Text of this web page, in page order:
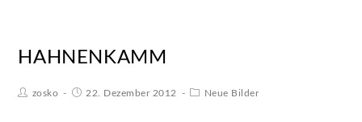
HAHNENKAMM
zosko 22. Dezember 2012 Neue Bilder